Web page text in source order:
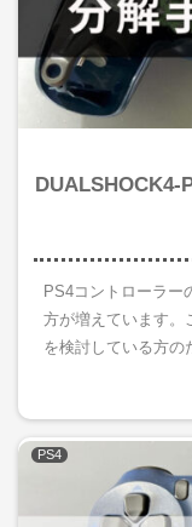
DUALSHOCK4-
PS4コントローラー
方が増えています。
を検討している方の
PS4